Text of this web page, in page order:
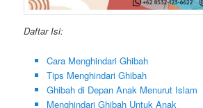
Daftar Isi:
Cara Menghindari Ghibah
Tips Menghindari Ghibah
Ghibah di Depan Anak Menurut Islam
Menghindari Ghibah Untuk Anak